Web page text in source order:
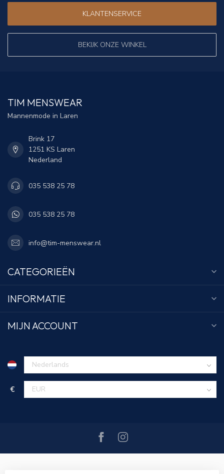
KLANTENSERVICE
BEKIJK ONZE WINKEL
TIM MENSWEAR
Mannenmode in Laren
Brink 17
1251 KS Laren
Nederland
035 538 25 78
035 538 25 78
info@tim-menswear.nl
CATEGORIEËN
INFORMATIE
MIJN ACCOUNT
€